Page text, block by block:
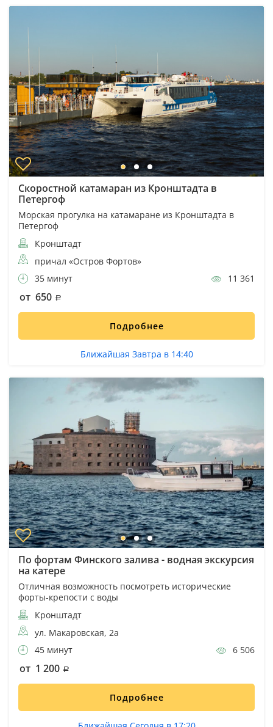
Скоростной катамаран из Кронштадта в
Петергоф
Морская прогулка на катамаране из Кронштадта в
Петергоф
Кронштадт
причал «Остров Фортов»
35 минут
11 361
от 650
Подробнее
Ближайшая Завтра в 14:40
По фортам Финского залива - водная экскурсия
на катере
Отличная возможность посмотреть исторические
форты-крепости с воды
Кронштадт
ул. Макаровская, 2а
45 минут
6 506
от 1 200
Подробнее